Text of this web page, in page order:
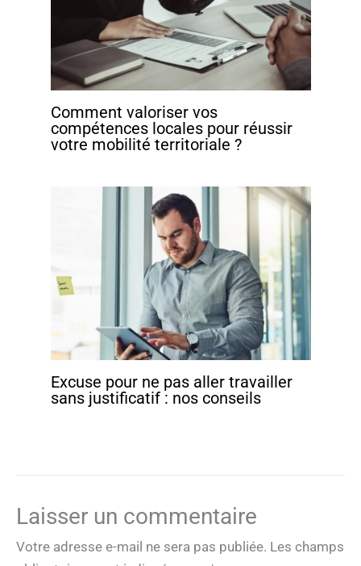
Comment valoriser vos
compétences locales pour réussir
votre mobilité territoriale ?
Excuse pour ne pas aller travailler
sans justificatif : nos conseils
Laisser un commentaire
Votre adresse e-mail ne sera pas publiée. Les champs